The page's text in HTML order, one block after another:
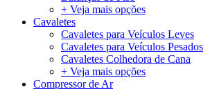
+ Veja mais opções
Cavaletes
Cavaletes para Veículos Leves
Cavaletes para Veículos Pesados
Cavaletes Colhedora de Cana
+ Veja mais opções
Compressor de Ar